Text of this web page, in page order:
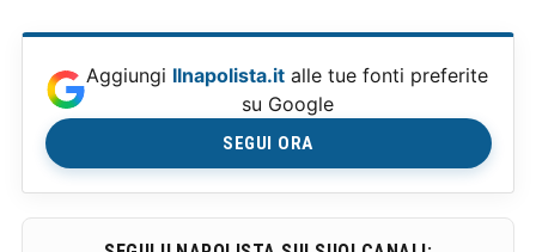
Aggiungi Ilnapolista.it alle tue fonti preferite
su Google
SEGUI ORA